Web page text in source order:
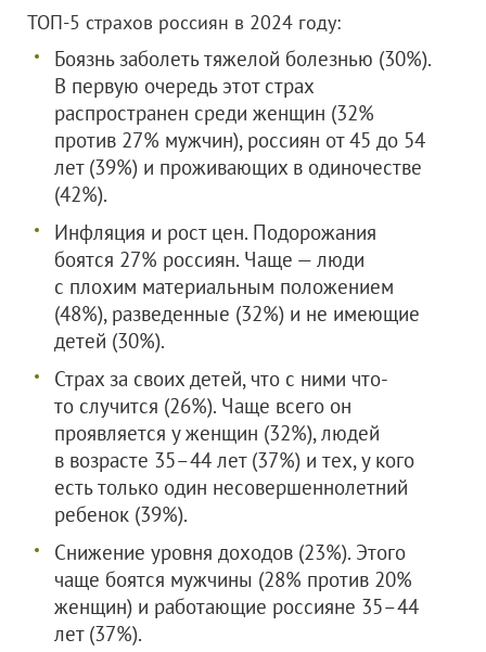
ТОП-5 страхов россиян в 2024 году:
Боязнь заболеть тяжелой болезнью (30%).
В первую очередь этот страх
распространен среди женщин (32%
против 27% мужчин), россиян от 45 до 54
лет (39%) и проживающих в одиночестве
(42%).
Инфляция и рост цен. Подорожания
боятся 27% россиян. Чаще — люди
с плохим материальным положением
(48%), разведенные (32%) и не имеющие
детей (30%).
Страх за своих детей, что с ними что-
то случится (26%). Чаще всего он
проявляется у женщин (32%), людей
в возрасте 35–44 лет (37%) и тех, у кого
есть только один несовершеннолетний
ребенок (39%).
Снижение уровня доходов (23%). Этого
чаще боятся мужчины (28% против 20%
женщин) и работающие россияне 35–44
лет (37%).